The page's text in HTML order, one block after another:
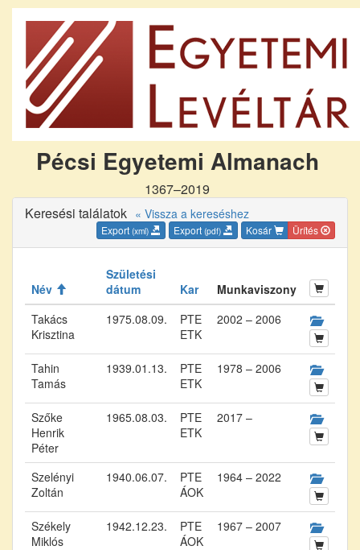
Pécsi Egyetemi Almanach
1367–2019
Keresési találatok « Vissza a kereséshez
Export (xml) Export (pdf) Kosár Ürítés
Név
Születési
dátum
Kar
Munkaviszony
Takács
Krisztina
1975.08.09.
PTE
ETK
2002 – 2006
Tahin
Tamás
1939.01.13.
PTE
ETK
1978 – 2006
Szőke
Henrik
Péter
1965.08.03.
PTE
ETK
2017 –
Szelényi
Zoltán
1940.06.07.
PTE
ÁOK
1964 – 2022
Székely
Miklós
1942.12.23.
PTE
ÁOK
1967 – 2007